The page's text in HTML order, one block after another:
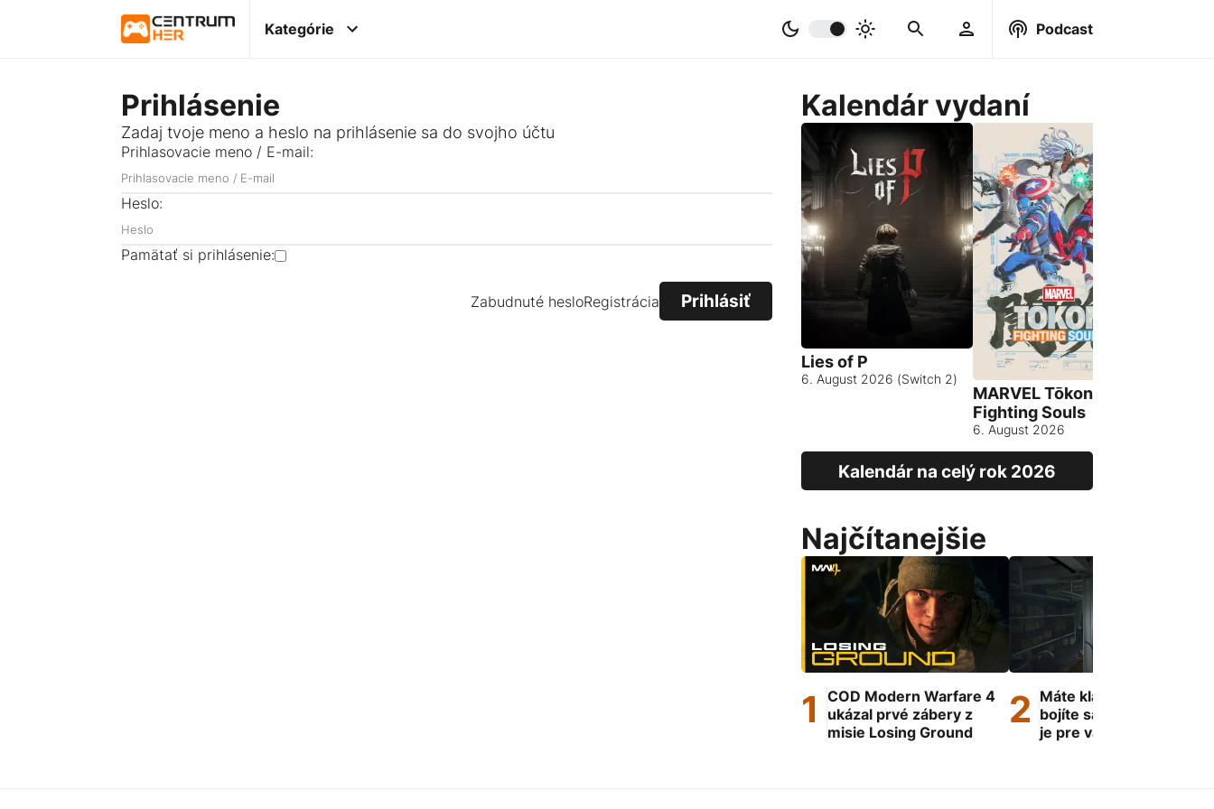
Kategórie Podcast
Prihlásenie
Zadaj tvoje meno a heslo na prihlásenie sa do svojho účtu
Prihlasovacie meno / E-mail:
Heslo:
Pamätať si prihlásenie:
Zabudnuté hesloRegistrácia
Kalendár vydaní
Lies of P
6. August 2026 (Switch 2)
MARVEL Tōkon:
Fighting Souls
6. August 2026
Kalendár na celý rok 2026
Najčítanejšie
COD Modern Warfare 4
ukázal prvé zábery z
misie Losing Ground
Máte klaustrofóbiu a
bojíte sa mora? Táto hra
je pre vás